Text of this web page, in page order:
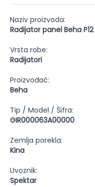
Naziv proizvoda:
Radijator panel Beha P12
Vrsta robe:
Radijatori
Proizvođač:
Beha
Tip / Model / Šifra:
GIR000063A00000
Zemlja porekla:
Kina
Uvoznik:
Spektar